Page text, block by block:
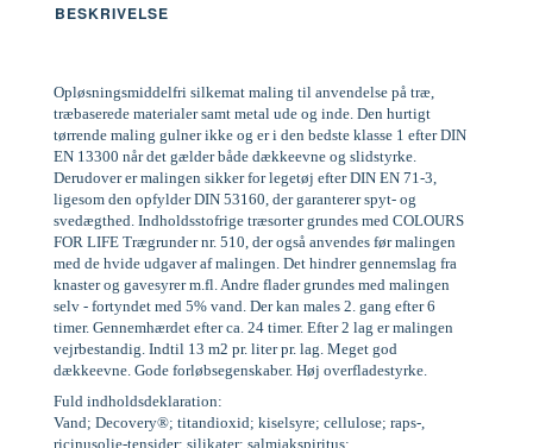
BESKRIVELSE
Opløsningsmiddelfri silkemat maling til anvendelse på træ,
træbaserede materialer samt metal ude og inde. Den hurtigt
tørrende maling gulner ikke og er i den bedste klasse 1 efter DIN
EN 13300 når det gælder både dækkeevne og slidstyrke.
Derudover er malingen sikker for legetøj efter DIN EN 71-3,
ligesom den opfylder DIN 53160, der garanterer spyt- og
svedægthed. Indholdsstofrige træsorter grundes med COLOURS
FOR LIFE Trægrunder nr. 510, der også anvendes før malingen
med de hvide udgaver af malingen. Det hindrer gennemslag fra
knaster og gavesyrer m.fl. Andre flader grundes med malingen
selv - fortyndet med 5% vand. Der kan males 2. gang efter 6
timer. Gennemhærdet efter ca. 24 timer. Efter 2 lag er malingen
vejrbestandig. Indtil 13 m2 pr. liter pr. lag. Meget god
dækkeevne. Gode forløbsegenskaber. Høj overfladestyrke.
Fuld indholdsdeklaration:
Vand; Decovery®; titandioxid; kiselsyre; cellulose; raps-,
ricinusolie-tensider; silikater; salmiakspiritus;